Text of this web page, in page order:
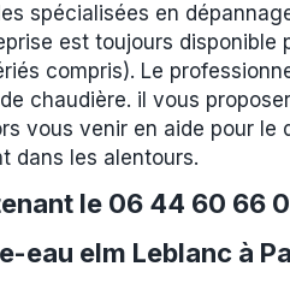
spécialisées en
est toujours
compris). Le
chaudière. il vous
vous venir en aide pour
dans les alentours.
le 06 44 60 66
eau elm Leblanc à